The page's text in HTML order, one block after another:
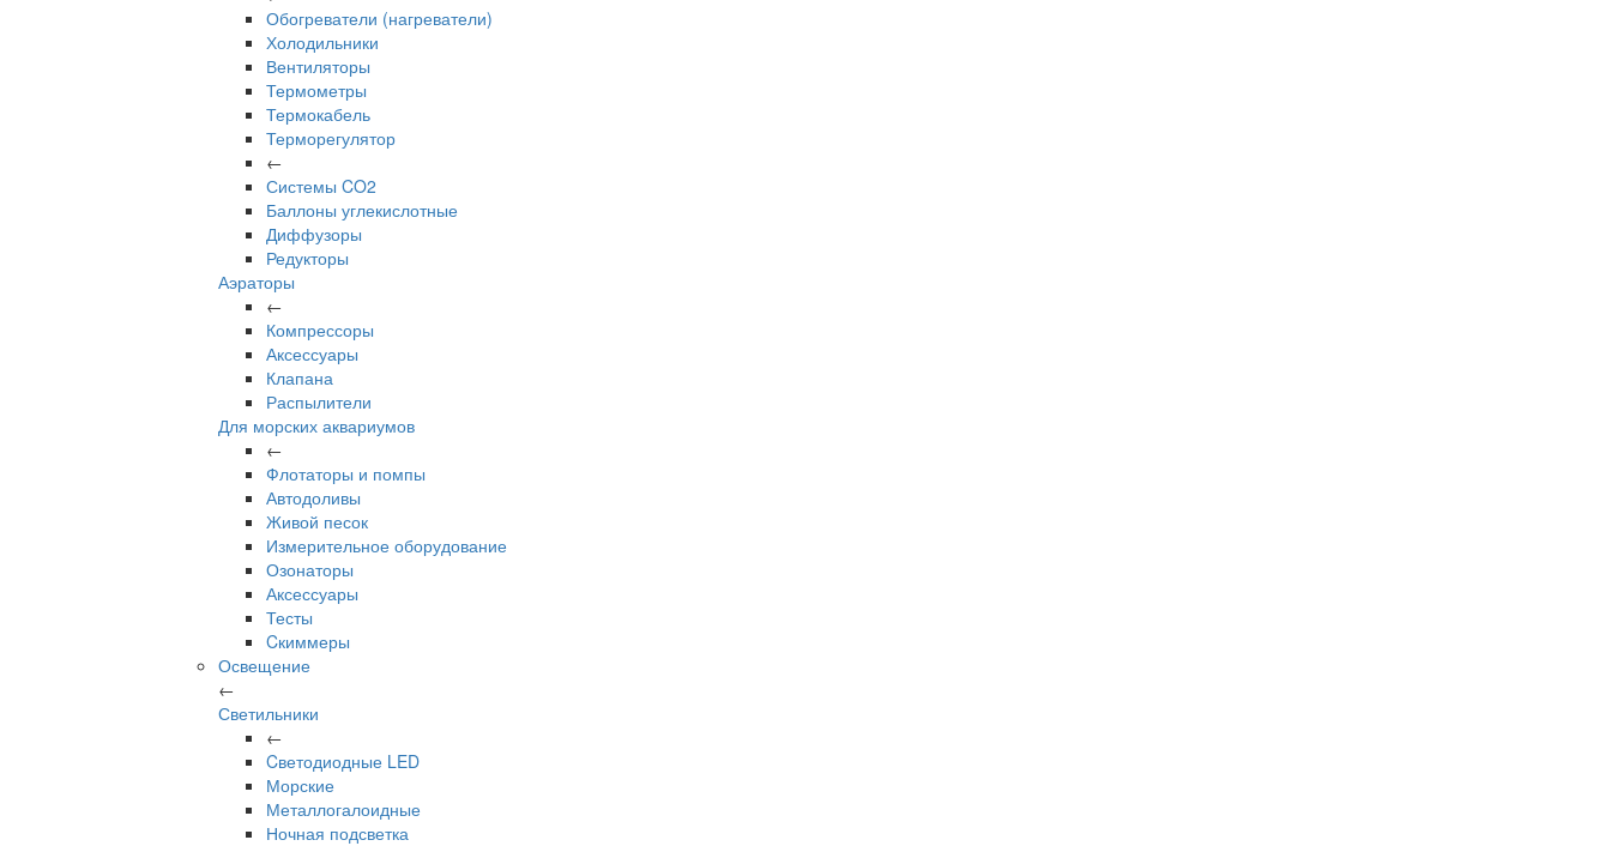
Обогреватели (нагреватели)
Холодильники
Вентиляторы
Термометры
Термокабель
Терморегулятор
←
Системы CO2
Баллоны углекислотные
Диффузоры
Редукторы
Аэраторы
←
Компрессоры
Аксессуары
Клапана
Распылители
Для морских аквариумов
←
Флотаторы и помпы
Автодоливы
Живой песок
Измерительное оборудование
Озонаторы
Аксессуары
Тесты
Cкиммеры
Освещение
←
Светильники
←
Cветодиодные LED
Морские
Металлогалоидные
Ночная подсветка